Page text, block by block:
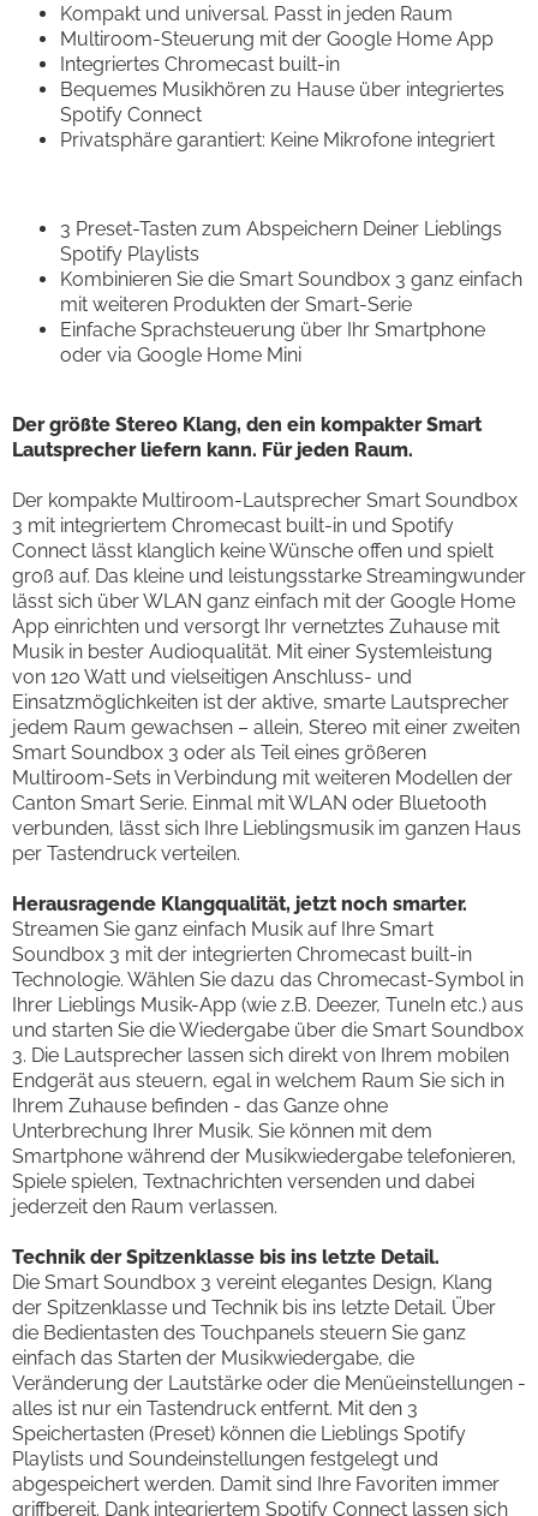
Kompakt und universal. Passt in jeden Raum
Multiroom-Steuerung mit der Google Home App
Integriertes Chromecast built-in
Bequemes Musikhören zu Hause über integriertes
Spotify Connect
Privatsphäre garantiert: Keine Mikrofone integriert
3 Preset-Tasten zum Abspeichern Deiner Lieblings
Spotify Playlists
Kombinieren Sie die Smart Soundbox 3 ganz einfach
mit weiteren Produkten der Smart-Serie
Einfache Sprachsteuerung über Ihr Smartphone
oder via Google Home Mini
Der größte Stereo Klang, den ein kompakter Smart
Lautsprecher liefern kann. Für jeden Raum.
Der kompakte Multiroom-Lautsprecher Smart Soundbox
3 mit integriertem Chromecast built-in und Spotify
Connect lässt klanglich keine Wünsche offen und spielt
groß auf. Das kleine und leistungsstarke Streamingwunder
lässt sich über WLAN ganz einfach mit der Google Home
App einrichten und versorgt Ihr vernetztes Zuhause mit
Musik in bester Audioqualität. Mit einer Systemleistung
von 120 Watt und vielseitigen Anschluss- und
Einsatzmöglichkeiten ist der aktive, smarte Lautsprecher
jedem Raum gewachsen – allein, Stereo mit einer zweiten
Smart Soundbox 3 oder als Teil eines größeren
Multiroom-Sets in Verbindung mit weiteren Modellen der
Canton Smart Serie. Einmal mit WLAN oder Bluetooth
verbunden, lässt sich Ihre Lieblingsmusik im ganzen Haus
per Tastendruck verteilen.
Herausragende Klangqualität, jetzt noch smarter.
Streamen Sie ganz einfach Musik auf Ihre Smart
Soundbox 3 mit der integrierten Chromecast built-in
Technologie. Wählen Sie dazu das Chromecast-Symbol in
Ihrer Lieblings Musik-App (wie z.B. Deezer, TuneIn etc.) aus
und starten Sie die Wiedergabe über die Smart Soundbox
3. Die Lautsprecher lassen sich direkt von Ihrem mobilen
Endgerät aus steuern, egal in welchem Raum Sie sich in
Ihrem Zuhause befinden - das Ganze ohne
Unterbrechung Ihrer Musik. Sie können mit dem
Smartphone während der Musikwiedergabe telefonieren,
Spiele spielen, Textnachrichten versenden und dabei
jederzeit den Raum verlassen.
Technik der Spitzenklasse bis ins letzte Detail.
Die Smart Soundbox 3 vereint elegantes Design, Klang
der Spitzenklasse und Technik bis ins letzte Detail. Über
die Bedientasten des Touchpanels steuern Sie ganz
einfach das Starten der Musikwiedergabe, die
Veränderung der Lautstärke oder die Menüeinstellungen -
alles ist nur ein Tastendruck entfernt. Mit den 3
Speichertasten (Preset) können die Lieblings Spotify
Playlists und Soundeinstellungen festgelegt und
abgespeichert werden. Damit sind Ihre Favoriten immer
griffbereit. Dank integriertem Spotify Connect lassen sich